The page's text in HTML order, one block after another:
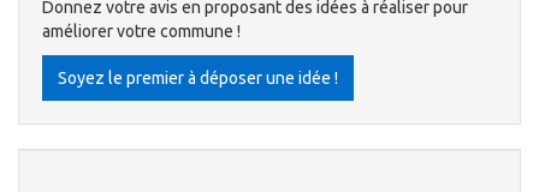
Donnez votre avis en proposant des idées à réaliser pour
améliorer votre commune !
Soyez le premier à déposer une idée !